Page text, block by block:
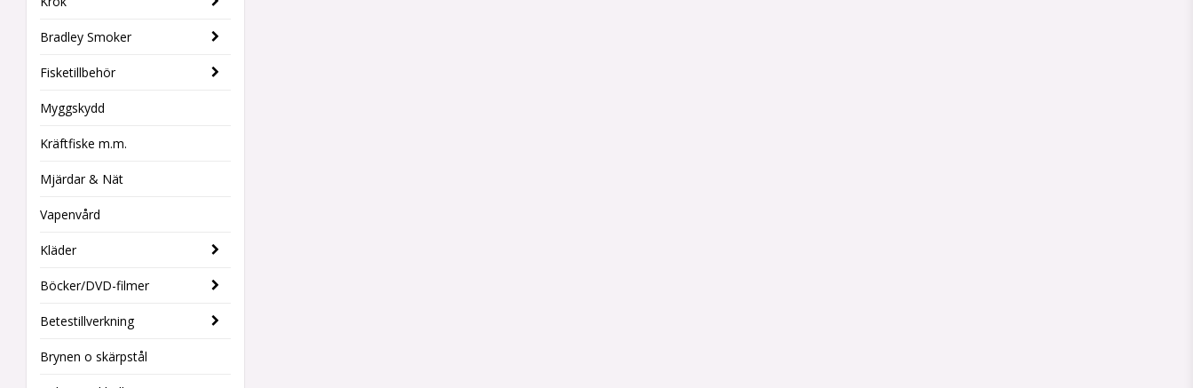
Bradley Smoker
Fisketillbehör
Myggskydd
Kräftfiske m.m.
Mjärdar & Nät
Vapenvård
Kläder
Böcker/DVD-filmer
Betestillverkning
Brynen o skärpstål